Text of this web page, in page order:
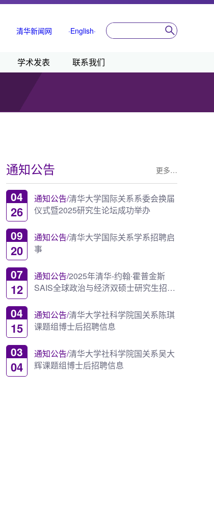
清华新闻网 ·English·
学术发表 联系我们
通知公告 更多…
04
26
通知公告/清华大学国际关系系委会换届
仪式暨2025研究生论坛成功举办
09
20
通知公告/清华大学国际关系学系招聘启
事
07
12
通知公告/2025年清华-约翰∙霍普金斯
SAIS全球政治与经济双硕士研究生招生
04
15
通知公告/清华大学社科学院国关系陈琪
课题组博士后招聘信息
03
04
通知公告/清华大学社科学院国关系吴大
辉课题组博士后招聘信息